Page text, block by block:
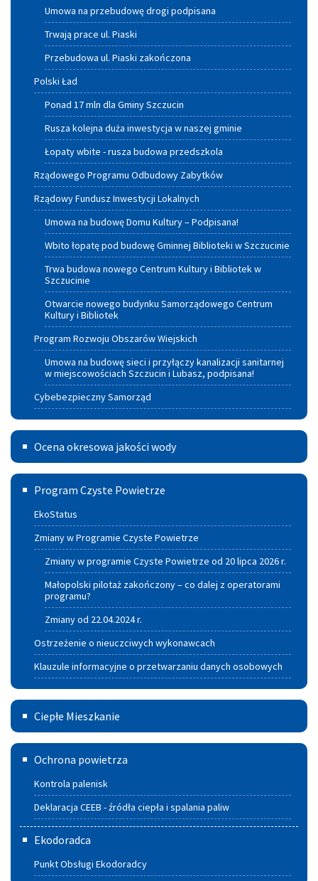
Umowa na przebudowę drogi podpisana
Trwają prace ul. Piaski
Przebudowa ul. Piaski zakończona
Polski Ład
Ponad 17 mln dla Gminy Szczucin
Rusza kolejna duża inwestycja w naszej gminie
Łopaty wbite - rusza budowa przedszkola
Rządowego Programu Odbudowy Zabytków
Rządowy Fundusz Inwestycji Lokalnych
Umowa na budowę Domu Kultury – Podpisana!
Wbito łopatę pod budowę Gminnej Biblioteki w Szczucinie
Trwa budowa nowego Centrum Kultury i Bibliotek w
Szczucinie
Otwarcie nowego budynku Samorządowego Centrum
Kultury i Bibliotek
Program Rozwoju Obszarów Wiejskich
Umowa na budowę sieci i przyłączy kanalizacji sanitarnej
w miejscowościach Szczucin i Lubasz, podpisana!
Cybebezpieczny Samorząd
Ocena
okresowa
jakości
wody
Ocena okresowa jakości wody
Program
czyste
powietrze
Program Czyste Powietrze
EkoStatus
Zmiany w Programie Czyste Powietrze
Zmiany w programie Czyste Powietrze od 20 lipca 2026 r.
Małopolski pilotaż zakończony – co dalej z operatorami
programu?
Zmiany od 22.04.2024 r.
Ostrzeżenie o nieuczciwych wykonawcach
Klauzule informacyjne o przetwarzaniu danych osobowych
Ciepłe
Mieszkanie
Ciepłe Mieszkanie
Deklaracja
CEEB
źródła
ciepła
i spalania
Ochrona powietrza
Kontrola palenisk
Deklaracja CEEB - źródła ciepła i spalania paliw
Ekodoradca
Punkt Obsługi Ekodoradcy